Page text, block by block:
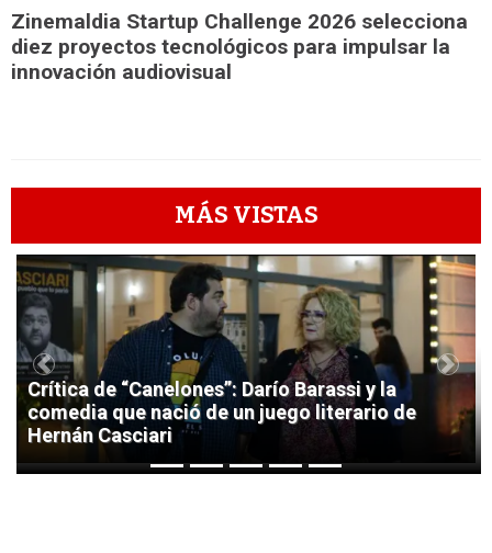
Zinemaldia Startup Challenge 2026 selecciona
diez proyectos tecnológicos para impulsar la
innovación audiovisual
MÁS VISTAS
1
Crítica de “Canelones”: Darío Barassi y la
comedia que nació de un juego literario de
Hernán Casciari
Previous Next